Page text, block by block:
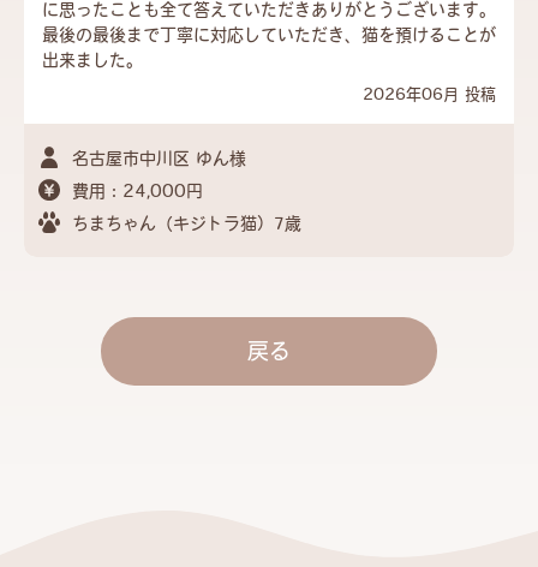
に思ったことも全て答えていただきありがとうございます。
最後の最後まで丁寧に対応していただき、猫を預けることが
出来ました。
2026年06月 投稿
名古屋市中川区 ゆん様
費用：24,000円
ちまちゃん（キジトラ猫）7歳
戻る